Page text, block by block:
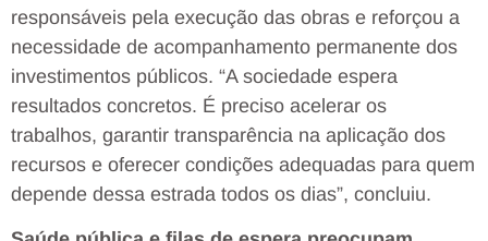
responsáveis pela execução das obras e reforçou a
necessidade de acompanhamento permanente dos
investimentos públicos. “A sociedade espera
resultados concretos. É preciso acelerar os
trabalhos, garantir transparência na aplicação dos
recursos e oferecer condições adequadas para quem
depende dessa estrada todos os dias”, concluiu.